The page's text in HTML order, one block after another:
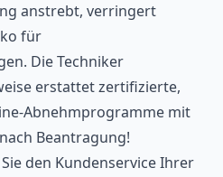
anstrebt, verringert
für
Die Techniker
erstattet zertifizierte,
Abnehmprogramme mit
Beantragung!
den Kundenservice Ihrer